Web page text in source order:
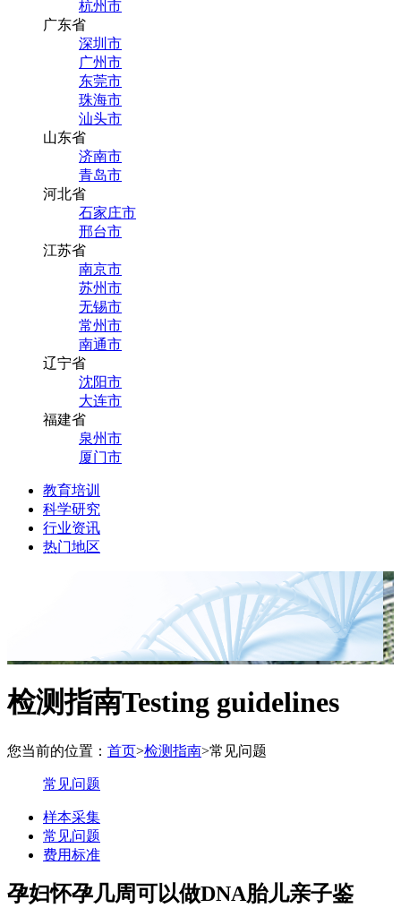
杭州市
广东省
深圳市
广州市
东莞市
珠海市
汕头市
山东省
济南市
青岛市
河北省
石家庄市
邢台市
江苏省
南京市
苏州市
无锡市
常州市
南通市
辽宁省
沈阳市
大连市
福建省
泉州市
厦门市
教育培训
科学研究
行业资讯
热门地区
检测指南Testing guidelines
您当前的位置： 首页>检测指南>常见问题
常见问题
样本采集
常见问题
费用标准
孕妇怀孕几周可以做DNA胎儿亲子鉴